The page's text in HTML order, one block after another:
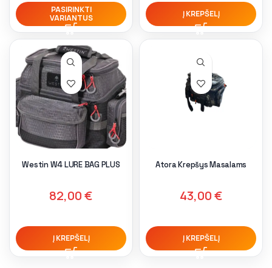
PASIRINKTI
VARIANTUS
Į KREPŠELĮ
Westin W4 LURE BAG PLUS
82,00€
Į KREPŠELĮ
Atora Krepšys Masalams
43,00€
Į KREPŠELĮ